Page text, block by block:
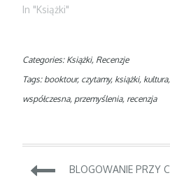
In "Książki"
Categories: Książki, Recenzje
Tags: booktour, czytamy, książki, kultura,
współczesna, przemyślenia, recenzja
Nawigacja
BLOGOWANIE PRZY